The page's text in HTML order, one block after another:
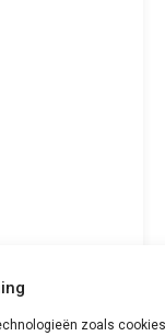
zoals